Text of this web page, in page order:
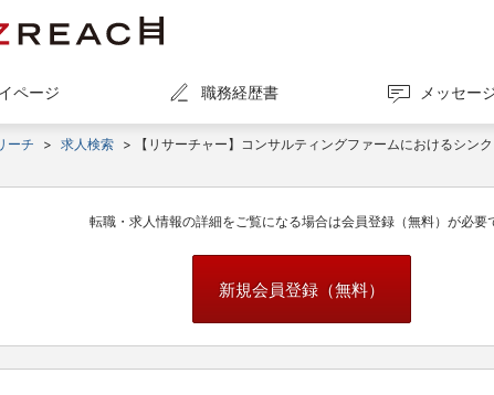
ページ 職務経歴書 メッセー
ーチ > 求人検索 > 【リサーチャー】コンサルティングファームにおけるシン
転職・求人情報の詳細をご覧になる場合は会員登録（無料）が必要
新規会員登録（無料）